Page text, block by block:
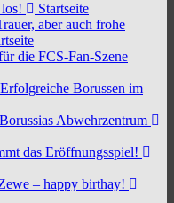
Startseite
aber auch frohe
die FCS-Fan-Szene
Borussen im
Abwehrzentrum
das Eröffnungsspiel!
– happy birthay!